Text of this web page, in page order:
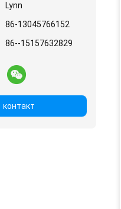
Lynn
86-13045766152
86--15157632829
контакт